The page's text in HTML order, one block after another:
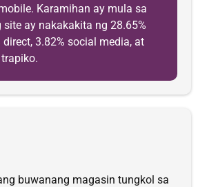
Karamihan ay mula sa
site ay nakakakita ng 28.65%
direct, 3.82% social media, at
buwanang magasin tungkol sa